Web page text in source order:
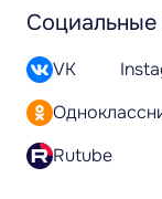
Социальные
VK
Rutube